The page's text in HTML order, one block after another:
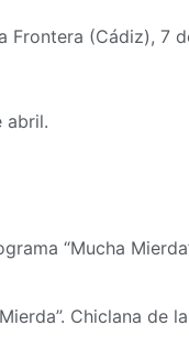
Frontera (Cádiz), 7
abril.
“Mucha
Chiclana de